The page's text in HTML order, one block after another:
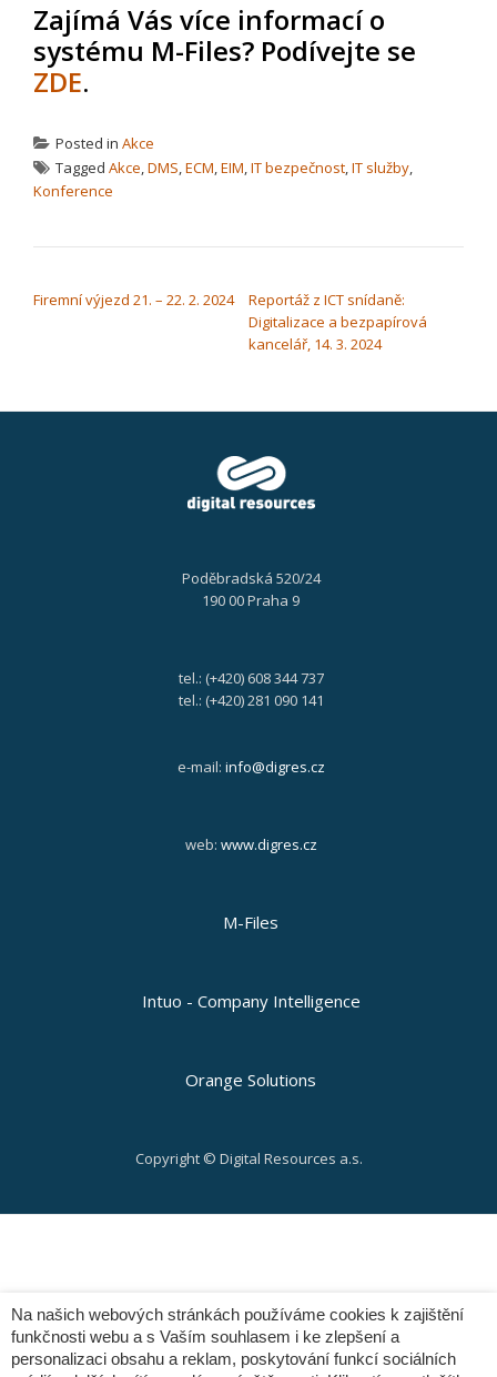
Zajímá Vás více informací o
systému M-Files? Podívejte se
ZDE.
Posted in Akce
Tagged Akce,DMS,ECM,EIM,IT bezpečnost,IT služby,
Konference
Firemní výjezd 21. – 22. 2. 2024
Reportáž z ICT snídaně:
Digitalizace a bezpapírová
kancelář, 14. 3. 2024
Poděbradská 520/24
190 00 Praha 9
tel.: (+420) 608 344 737
tel.: (+420) 281 090 141
e-mail: info@digres.cz
web: www.digres.cz
M-Files
Intuo - Company Intelligence
Orange Solutions
Copyright © Digital Resources a.s.
Na našich webových stránkách používáme cookies k zajištění
funkčnosti webu a s Vaším souhlasem i ke zlepšení a
personalizaci obsahu a reklam, poskytování funkcí sociálních